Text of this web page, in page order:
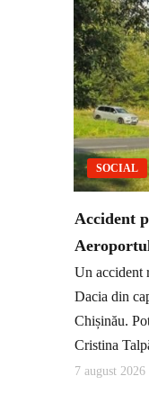
SOCIAL
Accident
Un accident
Dacia din
Chișinău.
Cristina
7 august 2026